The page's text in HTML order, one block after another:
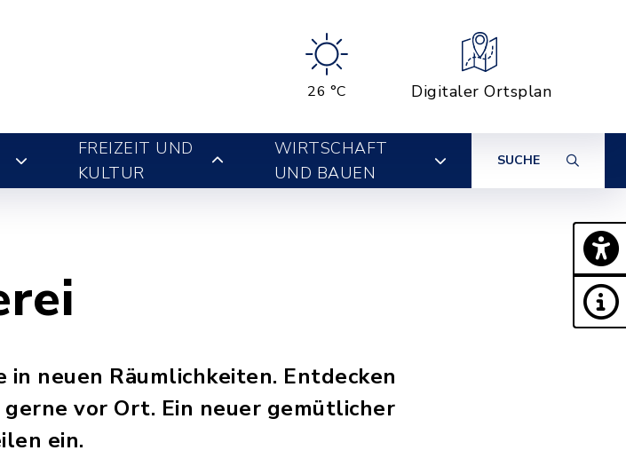
26 °C Digitaler Ortsplan
FREIZEIT UND
KULTUR
WIRTSCHAFT
UND BAUEN
SUCHE
neuen Räumlichkeiten. Entdecken
vor Ort. Ein neuer gemütlicher
ein.